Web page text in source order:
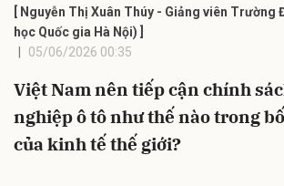
[ Nguyễn Thị Xuân Thúy - Giảng viên Trường
học Quốc gia Hà Nội) ]
05/06/2026 00:35
Việt Nam nên tiếp cận chính
nghiệp ô tô như thế nào trong
của kinh tế thế giới?